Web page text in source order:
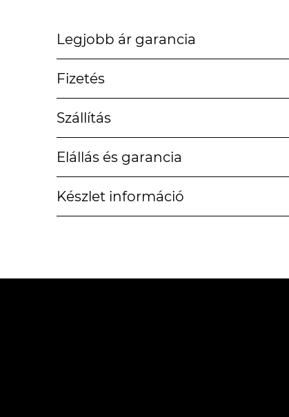
Legjobb ár garancia
Fizetés
Szállítás
Elállás és garancia
Készlet információ